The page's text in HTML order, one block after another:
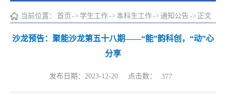
当前位置： 首页 -> 学生工作-> 本科生工作-> 通知公告 -> 正文
沙龙预告：聚能沙龙第五十八期——“能”韵科创，“动”心
分享
发布日期：2023-12-20 点击数： 377